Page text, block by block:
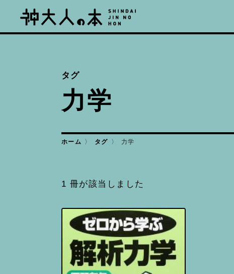
タグ
力学
ホーム タグ 力学
1 冊が該当しました